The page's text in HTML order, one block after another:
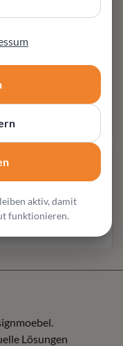
ca. 382 × 168 cm )
Farbkarte)
Lösungen
aktiv, damit
funktionieren.